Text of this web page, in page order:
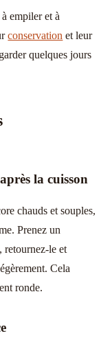
empiler et à
conservation et leur
quelques jours
la cuisson
chauds et souples,
Prenez un
retournez-le et
Cela
ronde.